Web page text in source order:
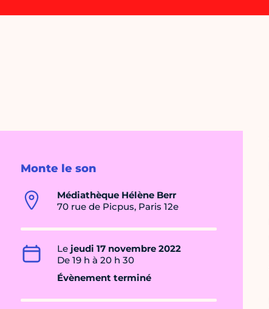
Monte le son
Médiathèque Hélène Berr
70 rue de Picpus, Paris 12e
Le jeudi 17 novembre 2022
De 19 h à 20 h 30
Évènement terminé